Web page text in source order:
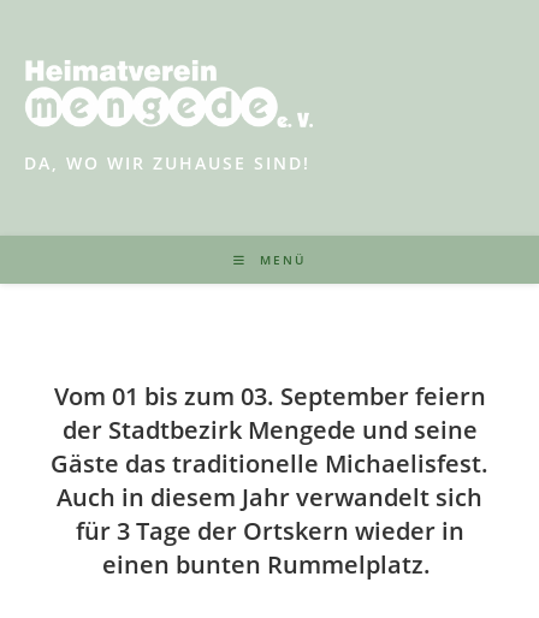
springen
DA, WO WIR ZUHAUSE SIND!
MENÜ
Vom 01 bis zum 03. September feiern
der Stadtbezirk Mengede und seine
Gäste das traditionelle Michaelisfest.
Auch in diesem Jahr verwandelt sich
für 3 Tage der Ortskern wieder in
einen bunten Rummelplatz.